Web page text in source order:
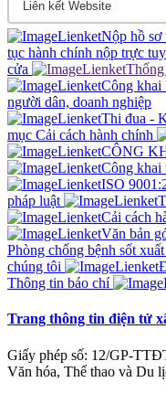
Nộp hồ sơ
tục hành chính nộp trực
cửa
Thống
Công khai
người dân, doanh nghiệp
Thi đua -
mục Cải cách hành chính
CÔNG
Công
ISO
pháp luật
Cải cách
Văn bản
Phòng chống bệnh sốt
chúng tôi
Thông tin báo chí
Trang thông tin điện tử
Giấy phép số: 12/GP-
Văn hóa, Thể thao và Du